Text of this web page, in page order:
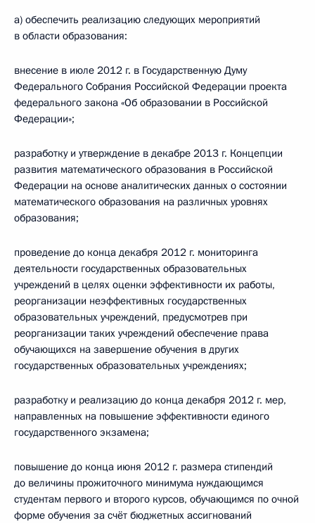
а) обеспечить реализацию следующих мероприятий
в области образования:
внесение в июле 2012 г. в Государственную Думу
Федерального Собрания Российской Федерации проекта
федерального закона «Об образовании в Российской
Федерации»;
разработку и утверждение в декабре 2013 г. Концепции
развития математического образования в Российской
Федерации на основе аналитических данных о состоянии
математического образования на различных уровнях
образования;
проведение до конца декабря 2012 г. мониторинга
деятельности государственных образовательных
учреждений в целях оценки эффективности их работы,
реорганизации неэффективных государственных
образовательных учреждений, предусмотрев при
реорганизации таких учреждений обеспечение права
обучающихся на завершение обучения в других
государственных образовательных учреждениях;
разработку и реализацию до конца декабря 2012 г. мер,
направленных на повышение эффективности единого
государственного экзамена;
повышение до конца июня 2012 г. размера стипендий
до величины прожиточного минимума нуждающимся
студентам первого и второго курсов, обучающимся по очной
форме обучения за счёт бюджетных ассигнований